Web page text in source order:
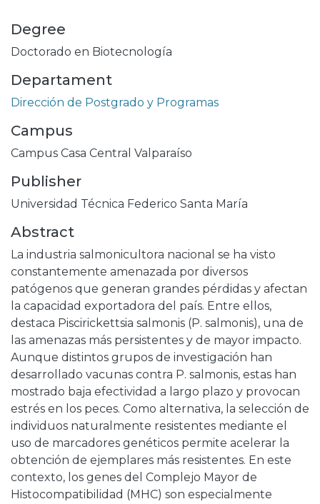
Degree
Doctorado en Biotecnología
Departament
Dirección de Postgrado y Programas
Campus
Campus Casa Central Valparaíso
Publisher
Universidad Técnica Federico Santa María
Abstract
La industria salmonicultora nacional se ha visto
constantemente amenazada por diversos
patógenos que generan grandes pérdidas y afectan
la capacidad exportadora del país. Entre ellos,
destaca Piscirickettsia salmonis (P. salmonis), una de
las amenazas más persistentes y de mayor impacto.
Aunque distintos grupos de investigación han
desarrollado vacunas contra P. salmonis, estas han
mostrado baja efectividad a largo plazo y provocan
estrés en los peces. Como alternativa, la selección de
individuos naturalmente resistentes mediante el
uso de marcadores genéticos permite acelerar la
obtención de ejemplares más resistentes. En este
contexto, los genes del Complejo Mayor de
Histocompatibilidad (MHC) son especialmente